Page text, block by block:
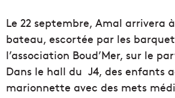
Le 22 septembre, Amal arrivera
bateau, escortée par les
l’association Boud’Mer, sur le
Dans le hall du J4, des enfants
marionnette avec des mets